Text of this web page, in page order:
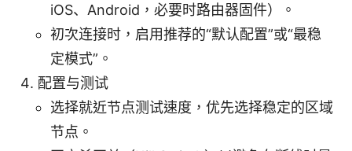
iOS、Android，必要时路由器固件）。
初次连接时，启用推荐的“默认配置”或“最稳
定模式”。
配置与测试
选择就近节点测试速度，优先选择稳定的区域
节点。